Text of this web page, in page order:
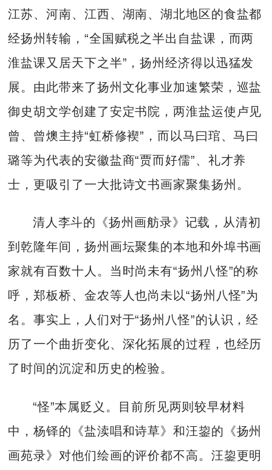
江苏、河南、江西、湖南、湖北地区的食盐都
经扬州转输，“全国赋税之半出自盐课，而两
淮盐课又居天下之半”，扬州经济得以迅猛发
展。由此带来了扬州文化事业加速繁荣，巡盐
御史胡文学创建了安定书院，两淮盐运使卢见
曾、曾燠主持“虹桥修褉”，而以马曰琯、马曰
璐等为代表的安徽盐商“贾而好儒”、礼才养
士，更吸引了一大批诗文书画家聚集扬州。
清人李斗的《扬州画舫录》记载，从清初
到乾隆年间，扬州画坛聚集的本地和外埠书画
家就有百数十人。当时尚未有“扬州八怪”的称
呼，郑板桥、金农等人也尚未以“扬州八怪”为
名。事实上，人们对于“扬州八怪”的认识，经
历了一个曲折变化、深化拓展的过程，也经历
了时间的沉淀和历史的检验。
“怪”本属贬义。目前所见两则较早材料
中，杨铎的《盐渎唱和诗草》和汪鋆的《扬州
画苑录》对他们绘画的评价都不高。汪鋆更明